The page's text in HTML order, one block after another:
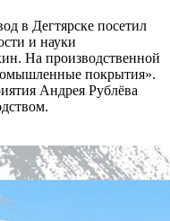
в Дегтярске посетил
и науки
На производственной
покрытия».
Андрея Рублёва